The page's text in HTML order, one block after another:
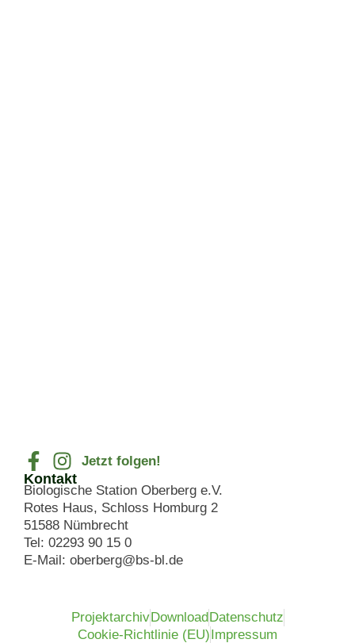
Jetzt folgen!
Kontakt
Biologische Station Oberberg e.V.
Rotes Haus, Schloss Homburg 2
51588 Nümbrecht
Tel: 02293 90 15 0
E-Mail: oberberg@bs-bl.de
Projektarchiv Download Datenschutz
Cookie-Richtlinie (EU) Impressum